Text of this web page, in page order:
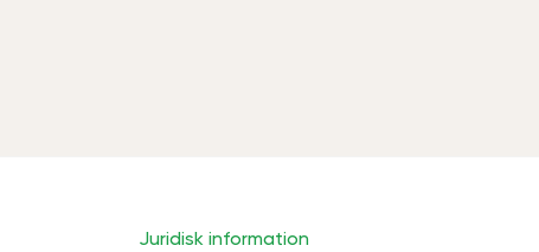
Juridisk information